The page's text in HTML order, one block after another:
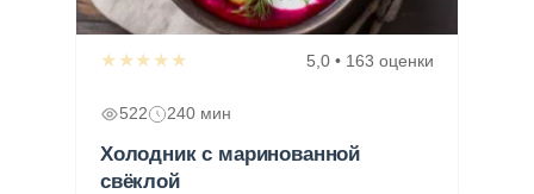
★★★★★ 5,0 • 163 оценки
522 240 мин
Холодник с маринованной
свёклой